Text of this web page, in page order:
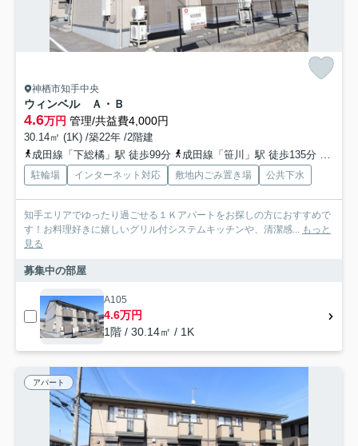
神栖市知手中央
ウィンベル Ａ・Ｂ
4.6万円 管理/共益費4,000円
30.14㎡ (1K) /築22年 /2階建
成田線「下総橘」駅 徒歩99分
成田線「笹川」駅 徒歩135分 成田
駐輪場 インターネット対応 敷地内ごみ置き場 公共下水
知手エリアでゆったり過ごせる１Ｋアパートをお探しの方におすすめで
す！お料理好きに嬉しいグリル付システムキッチンや、清潔感... もっと
見る
募集中の部屋
A105
4.6万円
1階 / 30.14㎡ / 1K
アパート